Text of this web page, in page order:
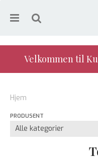
Velkommen til
Hjem
PRODUSENT